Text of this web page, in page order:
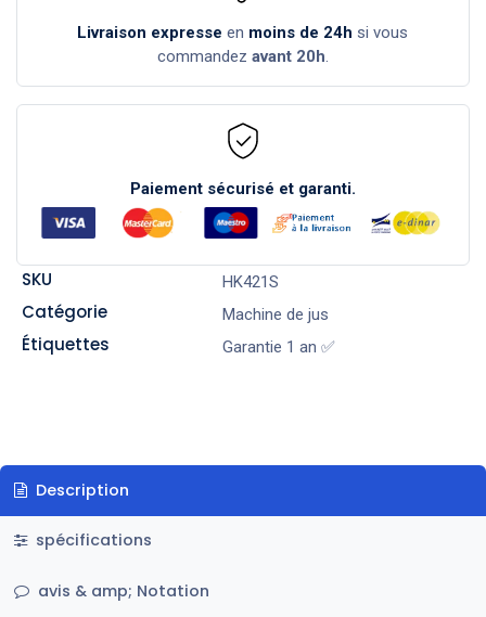
Livraison expresse en moins de 24h si vous
commandez avant 20h.
Paiement sécurisé et garanti.
SKU HK421S
Catégorie Machine de jus
Étiquettes Garantie 1 an ✅
Description
spécifications
avis & amp; Notation